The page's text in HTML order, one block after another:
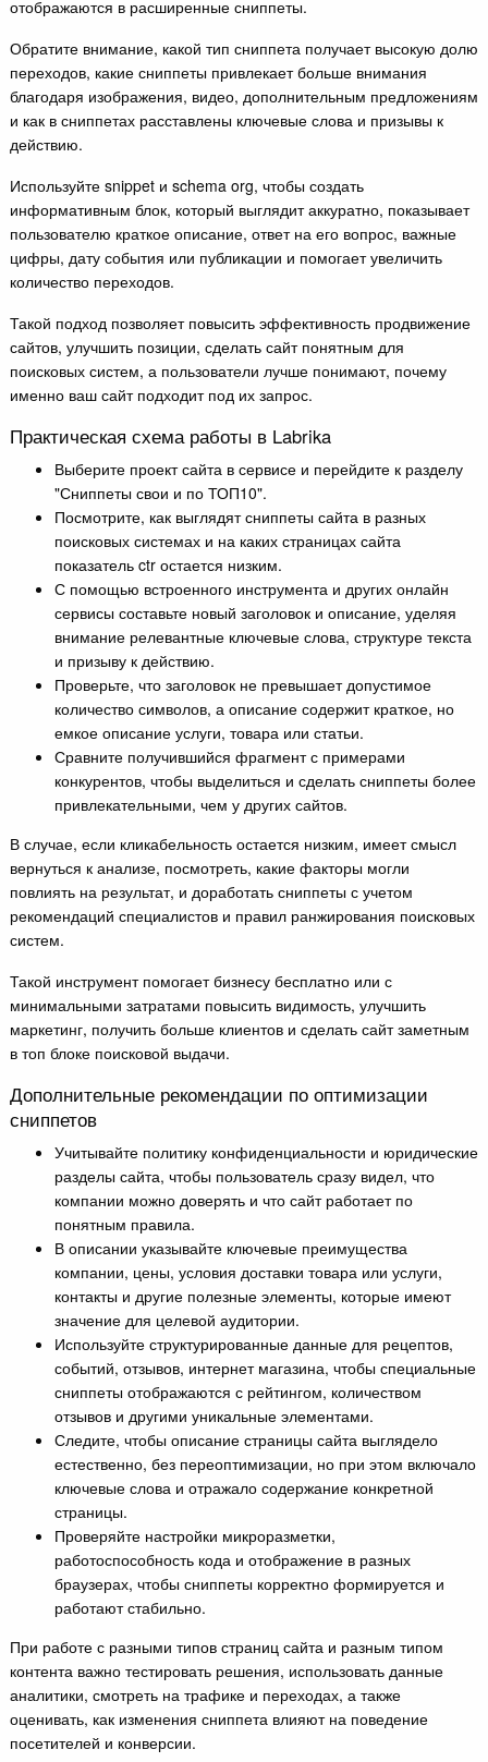
отображаются в расширенные сниппеты.
Обратите внимание, какой тип сниппета получает высокую долю
переходов, какие сниппеты привлекает больше внимания
благодаря изображения, видео, дополнительным предложениям
и как в сниппетах расставлены ключевые слова и призывы к
действию.
Используйте snippet и schema org, чтобы создать
информативным блок, который выглядит аккуратно, показывает
пользователю краткое описание, ответ на его вопрос, важные
цифры, дату события или публикации и помогает увеличить
количество переходов.
Такой подход позволяет повысить эффективность продвижение
сайтов, улучшить позиции, сделать сайт понятным для
поисковых систем, а пользователи лучше понимают, почему
именно ваш сайт подходит под их запрос.
Практическая схема работы в Labrika
Выберите проект сайта в сервисе и перейдите к разделу
"Сниппеты свои и по ТОП10".
Посмотрите, как выглядят сниппеты сайта в разных
поисковых системах и на каких страницах сайта
показатель ctr остается низким.
С помощью встроенного инструмента и других онлайн
сервисы составьте новый заголовок и описание, уделяя
внимание релевантные ключевые слова, структуре текста
и призыву к действию.
Проверьте, что заголовок не превышает допустимое
количество символов, а описание содержит краткое, но
емкое описание услуги, товара или статьи.
Сравните получившийся фрагмент с примерами
конкурентов, чтобы выделиться и сделать сниппеты более
привлекательными, чем у других сайтов.
В случае, если кликабельность остается низким, имеет смысл
вернуться к анализе, посмотреть, какие факторы могли
повлиять на результат, и доработать сниппеты с учетом
рекомендаций специалистов и правил ранжирования поисковых
систем.
Такой инструмент помогает бизнесу бесплатно или с
минимальными затратами повысить видимость, улучшить
маркетинг, получить больше клиентов и сделать сайт заметным
в топ блоке поисковой выдачи.
Дополнительные рекомендации по оптимизации
сниппетов
Учитывайте политику конфиденциальности и юридические
разделы сайта, чтобы пользователь сразу видел, что
компании можно доверять и что сайт работает по
понятным правила.
В описании указывайте ключевые преимущества
компании, цены, условия доставки товара или услуги,
контакты и другие полезные элементы, которые имеют
значение для целевой аудитории.
Используйте структурированные данные для рецептов,
событий, отзывов, интернет магазина, чтобы специальные
сниппеты отображаются с рейтингом, количеством
отзывов и другими уникальные элементами.
Следите, чтобы описание страницы сайта выглядело
естественно, без переоптимизации, но при этом включало
ключевые слова и отражало содержание конкретной
страницы.
Проверяйте настройки микроразметки,
работоспособность кода и отображение в разных
браузерах, чтобы сниппеты корректно формируется и
работают стабильно.
При работе с разными типов страниц сайта и разным типом
контента важно тестировать решения, использовать данные
аналитики, смотреть на трафике и переходах, а также
оценивать, как изменения сниппета влияют на поведение
посетителей и конверсии.